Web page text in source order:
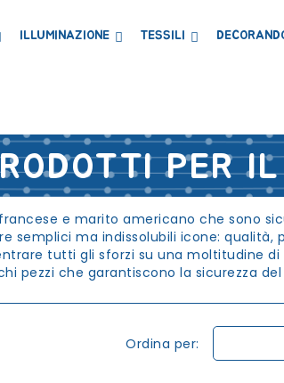
ILLUMINAZIONE TESSILI
PER
e marito americano che sono
semplici ma indissolubili icone:
tutti gli sforzi su una moltitudine
pezzi che garantiscono la sicurezza
Ordina per: